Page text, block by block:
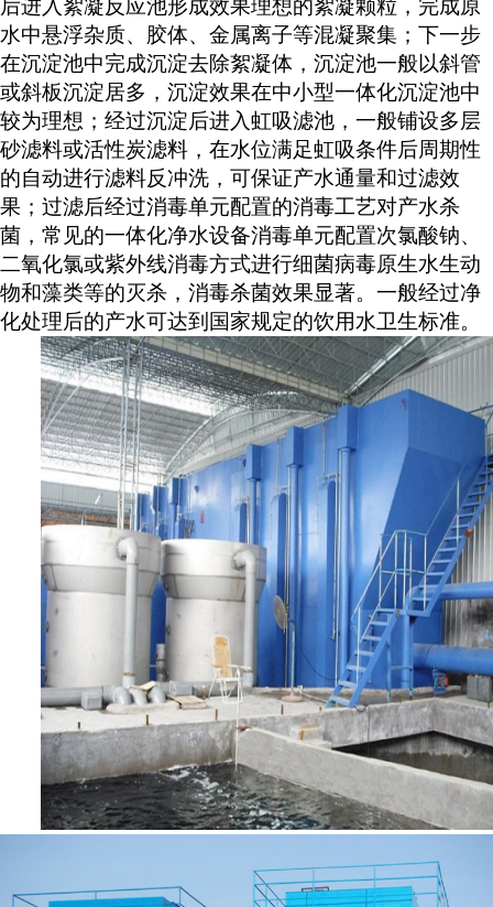
后进入絮凝反应池形成效果理想的絮凝颗粒，完成原
水中悬浮杂质、胶体、金属离子等混凝聚集；下一步
在沉淀池中完成沉淀去除絮凝体，沉淀池一般以斜管
或斜板沉淀居多，沉淀效果在中小型一体化沉淀池中
较为理想；经过沉淀后进入虹吸滤池，一般铺设多层
砂滤料或活性炭滤料，在水位满足虹吸条件后周期性
的自动进行滤料反冲洗，可保证产水通量和过滤效
果；过滤后经过消毒单元配置的消毒工艺对产水杀
菌，常见的一体化净水设备消毒单元配置次氯酸钠、
二氧化氯或紫外线消毒方式进行细菌病毒原生水生动
物和藻类等的灭杀，消毒杀菌效果显著。一般经过净
化处理后的产水可达到国家规定的饮用水卫生标准。